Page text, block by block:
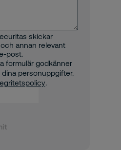
skickar
relevant
post.
formulär godkänner
personuppgifter.
.